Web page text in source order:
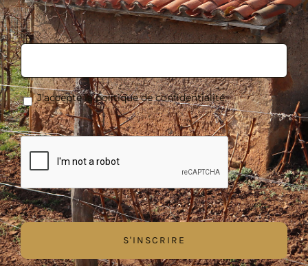
E-
mail
RGPD *
J’accepte la politique de confidentialité.
*
CAPTCHA